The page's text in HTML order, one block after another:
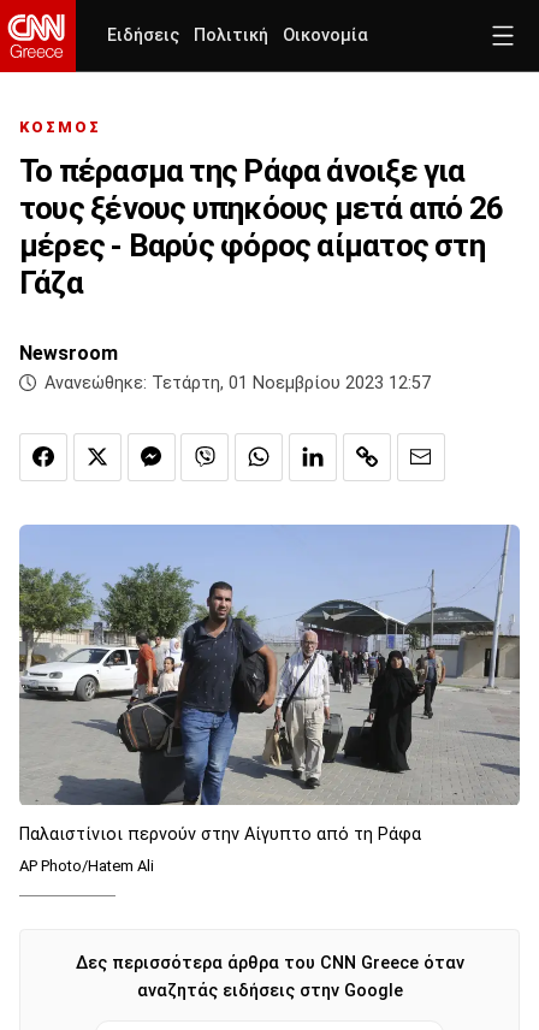
Ειδήσεις Πολιτική Οικονομία
ΚΟΣΜΟΣ
Το πέρασμα της Ράφα άνοιξε για
τους ξένους υπηκόους μετά από 26
μέρες - Βαρύς φόρος αίματος στη
Γάζα
Newsroom
Ανανεώθηκε: Τετάρτη, 01 Νοεμβρίου 2023 12:57
Παλαιστίνιοι περνούν στην Αίγυπτο από τη Ράφα
AP Photo/Hatem Ali
Δες περισσότερα άρθρα του CNN Greece όταν
αναζητάς ειδήσεις στην Google